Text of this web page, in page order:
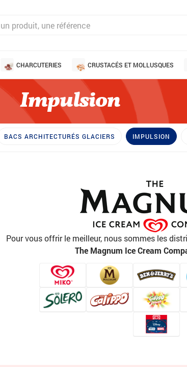
CHARCUTERIES CRUSTACÉS ET MOLLUSQUES
Impulsion
BACS ARCHITECTURÉS GLACIERS IMPULSION
Pour vous offrir le meilleur, nous sommes les
The Magnum Ice Cream